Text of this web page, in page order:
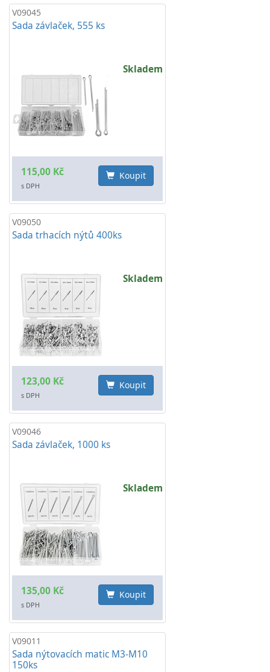
V09045
Sada závlaček, 555 ks
Skladem
115,00 Kč
s DPH
Koupit
V09050
Sada trhacích nýtů 400ks
Skladem
123,00 Kč
s DPH
Koupit
V09046
Sada závlaček, 1000 ks
Skladem
135,00 Kč
s DPH
Koupit
V09011
Sada nýtovacích matic M3-M10
150ks